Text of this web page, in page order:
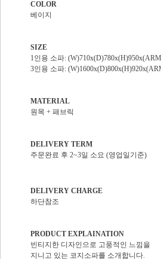
COLOR
베이지
SIZE
1인용 소파:
3인용 소파:
MATERIAL
원목 + 패브릭
DELIVERY TERM
주문완료 후 2~3일 소요 (영업일기준)
DELIVERY CHARGE
하단참조
PRODUCT EXPLAINATION
빈티지한 디자인으로 고풍적인 느낌을
지니고 있는 코지소파를 소개합니다.